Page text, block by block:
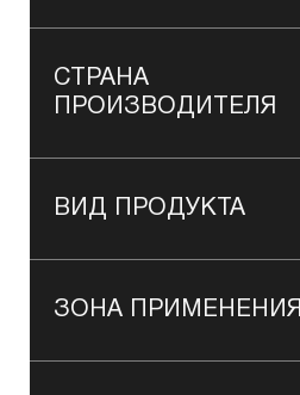
СТРАНА
ПРОИЗВОДИТЕЛЯ
ВИД ПРОДУКТА
ЗОНА ПРИМЕНЕНИЯ